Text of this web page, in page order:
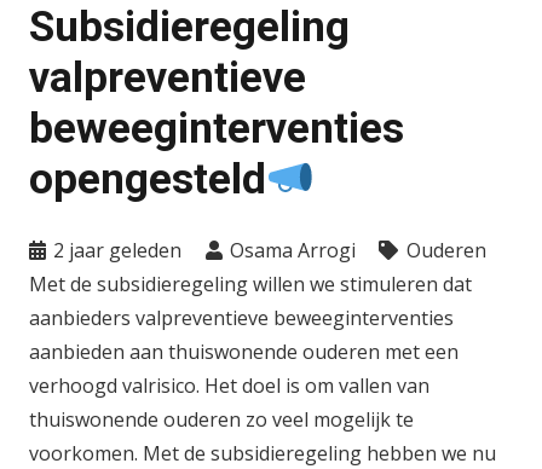
Subsidieregeling
valpreventieve
beweeginterventies
opengesteld
2 jaar geleden Osama Arrogi
Ouderen
Met de subsidieregeling willen we stimuleren dat
aanbieders valpreventieve beweeginterventies
aanbieden aan thuiswonende ouderen met een
verhoogd valrisico. Het doel is om vallen van
thuiswonende ouderen zo veel mogelijk te
voorkomen. Met de subsidieregeling hebben we nu